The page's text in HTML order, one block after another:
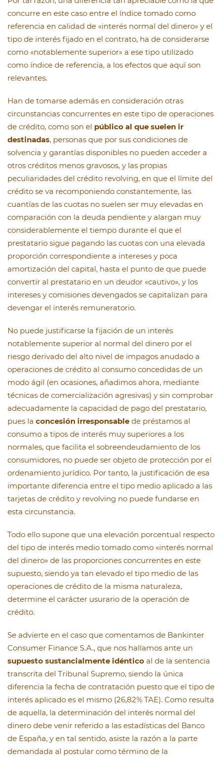
concurre en este caso entre el índice tomado como
referencia en calidad de «interés normal del dinero» y el
tipo de interés fijado en el contrato, ha de considerarse
como «notablemente superior» a ese tipo utilizado
como índice de referencia, a los efectos que aquí son
relevantes.
Han de tomarse además en consideración otras
circunstancias concurrentes en este tipo de operaciones
de crédito, como son el público al que suelen ir
destinadas, personas que por sus condiciones de
solvencia y garantías disponibles no pueden acceder a
otros créditos menos gravosos, y las propias
peculiaridades del crédito revolving, en que el límite del
crédito se va recomponiendo constantemente, las
cuantías de las cuotas no suelen ser muy elevadas en
comparación con la deuda pendiente y alargan muy
considerablemente el tiempo durante el que el
prestatario sigue pagando las cuotas con una elevada
proporción correspondiente a intereses y poca
amortización del capital, hasta el punto de que puede
convertir al prestatario en un deudor «cautivo», y los
intereses y comisiones devengados se capitalizan para
devengar el interés remuneratorio.
No puede justificarse la fijación de un interés
notablemente superior al normal del dinero por el
riesgo derivado del alto nivel de impagos anudado a
operaciones de crédito al consumo concedidas de un
modo ágil (en ocasiones, añadimos ahora, mediante
técnicas de comercialización agresivas) y sin comprobar
adecuadamente la capacidad de pago del prestatario,
pues la concesión irresponsable de préstamos al
consumo a tipos de interés muy superiores a los
normales, que facilita el sobreendeudamiento de los
consumidores, no puede ser objeto de protección por el
ordenamiento jurídico. Por tanto, la justificación de esa
importante diferencia entre el tipo medio aplicado a las
tarjetas de crédito y revolving no puede fundarse en
esta circunstancia.
Todo ello supone que una elevación porcentual respecto
del tipo de interés medio tomado como «interés normal
del dinero» de las proporciones concurrentes en este
supuesto, siendo ya tan elevado el tipo medio de las
operaciones de crédito de la misma naturaleza,
determine el carácter usurario de la operación de
crédito.
Se advierte en el caso que comentamos de Bankinter
Consumer Finance S.A., que nos hallamos ante un
supuesto sustancialmente idéntico al de la sentencia
transcrita del Tribunal Supremo, siendo la única
diferencia la fecha de contratación puesto que el tipo de
interés aplicado es el mismo (26,82% TAE). Como resulta
de aquella, la determinación del interés normal del
dinero debe venir referido a las estadísticas del Banco
de España, y en tal sentido, asiste la razón a la parte
demandada al postular como término de la